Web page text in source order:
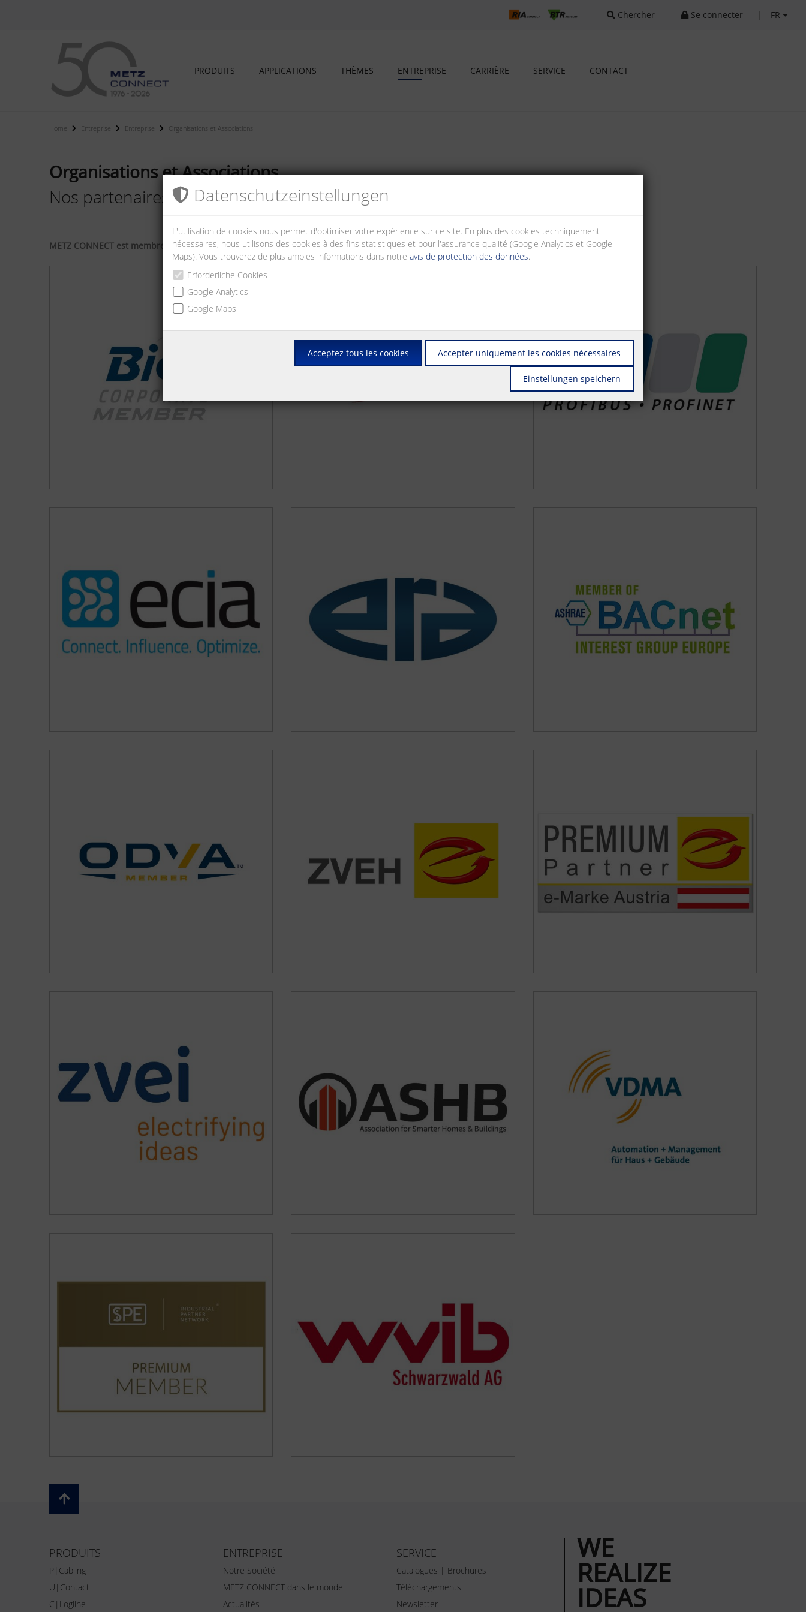
Chercher Se connecter FR
PRODUITS APPLICATIONS THÈMES ENTREPRISE CARRIÈRE SERVICE CONTACT
Home Entreprise Entreprise Organisations et Associations
Organisations et Associations
Nos partenaires pour le plaidoyer
METZ CONNECT est membre des organisations et associations suivantes
PRODUITS
P|Cabling
U|Contact
C|Logline
ENTREPRISE
Notre Société
METZ CONNECT dans le monde
Actualités
SERVICE
Catalogues | Brochures
Téléchargements
Newsletter
WE
REALIZE
IDEAS
Datenschutz­einstellungen
L'utilisation de cookies nous permet d'optimiser votre expérience sur ce site. En plus des cookies techniquement
nécessaires, nous utilisons des cookies à des fins statistiques et pour l'assurance qualité (Google Analytics et Google
Maps). Vous trouverez de plus amples informations dans notre avis de protection des données.
Erforderliche Cookies
Google Analytics
Google Maps
Acceptez tous les cookies Accepter uniquement les cookies nécessaires
Einstellungen speichern